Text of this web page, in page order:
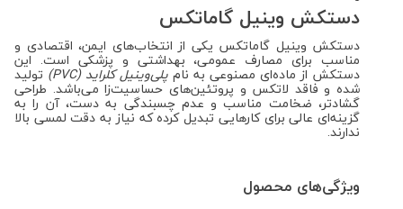
دستکش وینیل گاماتکس
دستکش وینیل گاماتکس یکی از انتخاب‌های ایمن، اقتصادی و
مناسب برای مصارف عمومی، بهداشتی و پزشکی است. این
دستکش از ماده‌ای مصنوعی به نام پلی‌وینیل کلراید (PVC) تولید
شده و فاقد لاتکس و پروتئین‌های حساسیت‌زا می‌باشد. طراحی
گشادتر، ضخامت مناسب و عدم چسبندگی به دست، آن را به
گزینه‌ای عالی برای کارهایی تبدیل کرده که نیاز به دقت لمسی بالا
ندارند.
ویژگی‌های محصول